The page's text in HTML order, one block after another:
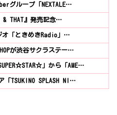
グループ「NEXTALE…
THAT』発売記念…
オ「ときめきRadio」…
が渋谷サクラステー…
」から「AME…
「TSUKINO SPLASH NI…